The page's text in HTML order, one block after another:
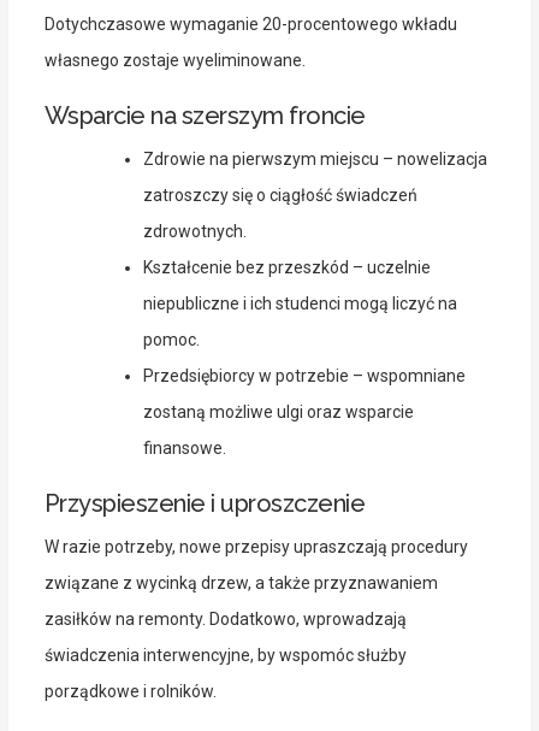
Dotychczasowe wymaganie 20-procentowego wkładu
własnego zostaje wyeliminowane.
Wsparcie na szerszym froncie
Zdrowie na pierwszym miejscu – nowelizacja
zatroszczy się o ciągłość świadczeń
zdrowotnych.
Kształcenie bez przeszkód – uczelnie
niepubliczne i ich studenci mogą liczyć na
pomoc.
Przedsiębiorcy w potrzebie – wspomniane
zostaną możliwe ulgi oraz wsparcie
finansowe.
Przyspieszenie i uproszczenie
W razie potrzeby, nowe przepisy upraszczają procedury
związane z wycinką drzew, a także przyznawaniem
zasiłków na remonty. Dodatkowo, wprowadzają
świadczenia interwencyjne, by wspomóc służby
porządkowe i rolników.